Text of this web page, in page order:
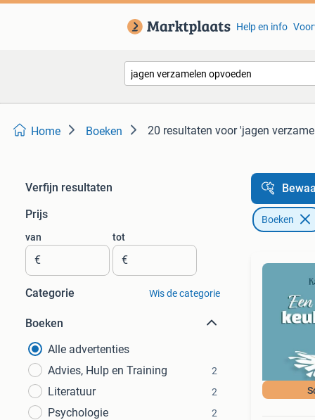
Help en info
Home Boeken 20 resultaten voor 'jagen
Verfijn resultaten
Prijs
van
€
tot
€
Categorie Wis de categorie
Boeken
Alle advertenties
Advies, Hulp en Training
2
Literatuur 2
Psychologie 2
Boeken